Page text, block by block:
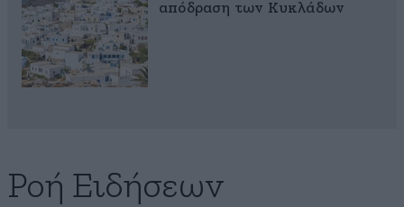
απόδραση των Κυκλάδων
Ροή Ειδήσεων